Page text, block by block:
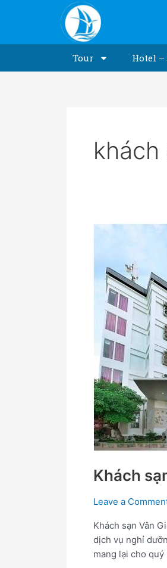
Tour Hotel –
khách
Khách
Leave a
Khách sạn Vân
dịch vụ nghỉ
mang lại cho
Khách
Giang
Ninh
Bình